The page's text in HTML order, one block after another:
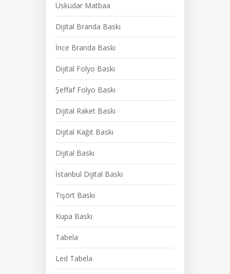
Üsküdar Matbaa
Dijital Branda Baskı
İnce Branda Baskı
Dijital Folyo Baskı
Şeffaf Folyo Baskı
Dijital Raket Baskı
Dijital Kağıt Baskı
Dijital Baskı
İstanbul Dijital Baskı
Tişört Baskı
Kupa Baskı
Tabela
Led Tabela